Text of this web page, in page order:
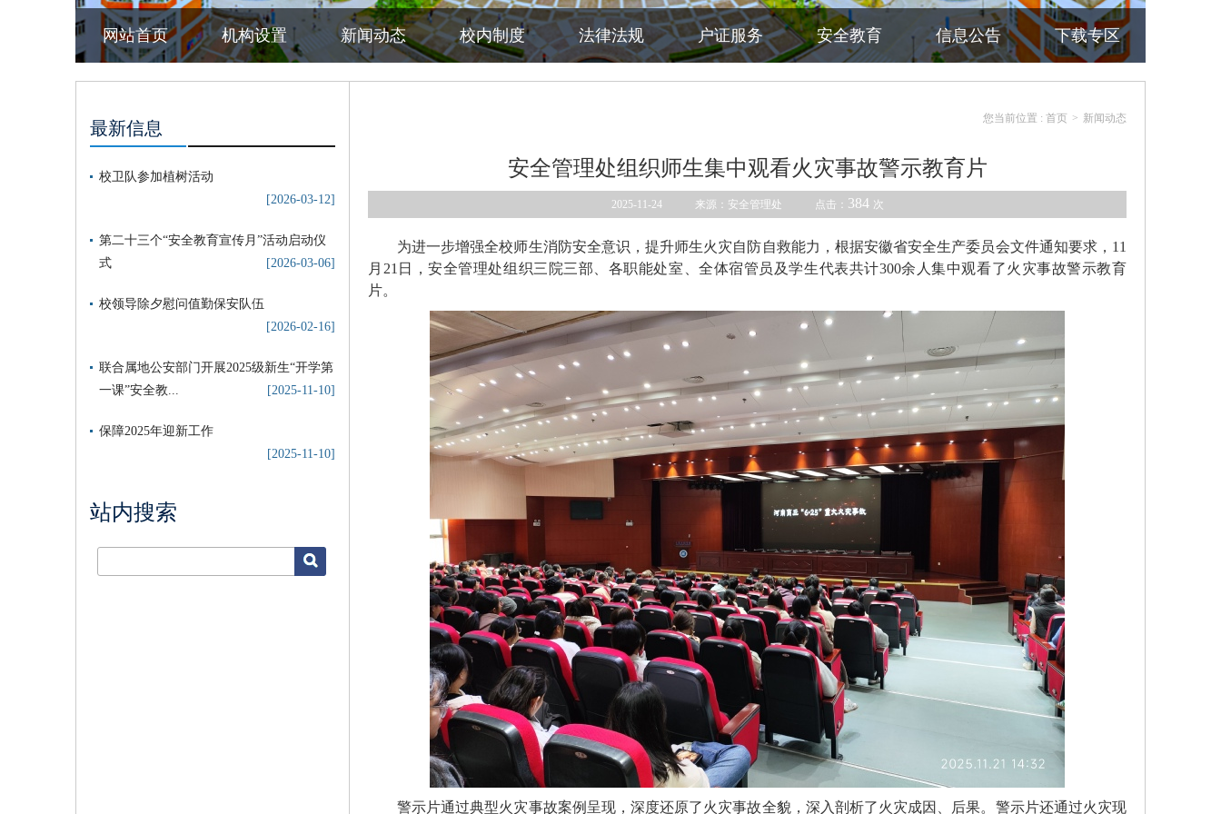
网站首页 机构设置 新闻动态 校内制度 法律法规 户证服务 安全教育 信息公告 下载专区
最新信息
校卫队参加植树活动
[2026-03-12]
第二十三个“安全教育宣传月”活动启动仪
式
[2026-03-06]
校领导除夕慰问值勤保安队伍
[2026-02-16]
联合属地公安部门开展2025级新生“开学第
一课”安全教...
[2025-11-10]
保障2025年迎新工作
[2025-11-10]
站内搜索
您当前位置 : 首页 > 新闻动态
安全管理处组织师生集中观看火灾事故警示教育片
2025-11-24 来源：安全管理处 点击： 384 次
为进一步增强全校师生消防安全意识，提升师生火灾自防自救能力，根据安徽省安全生产委员会文件通知要求，11
月21日，安全管理处组织三院三部、各职能处室、全体宿管员及学生代表共计300余人集中观看了火灾事故警示教育
片。
警示片通过典型火灾事故案例呈现，深度还原了火灾事故全貌，深入剖析了火灾成因、后果。警示片还通过火灾现